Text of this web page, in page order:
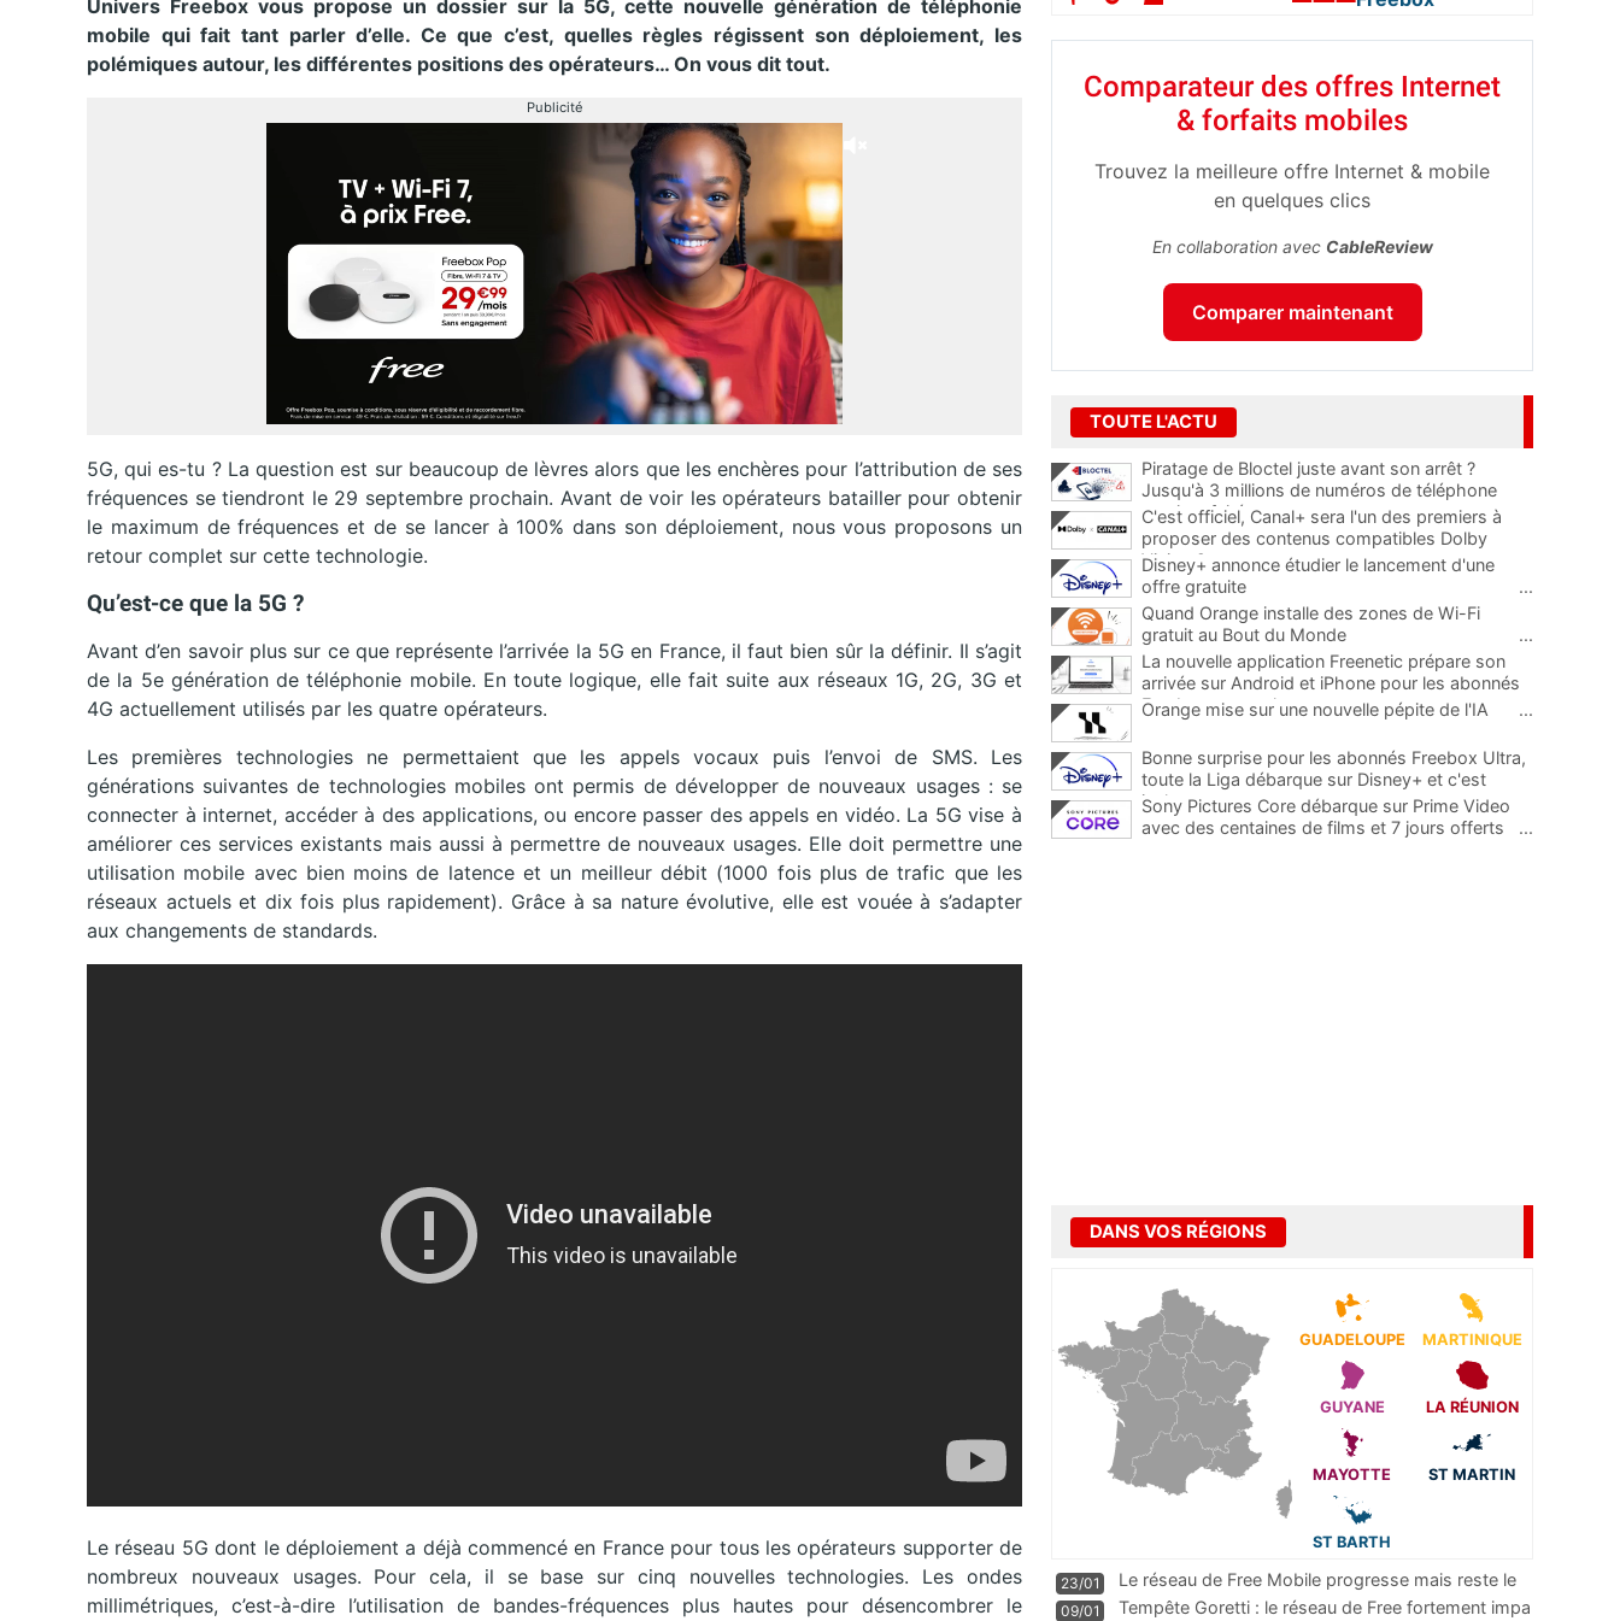
Univers Freebox vous propose un dossier sur la 5G, cette nouvelle génération de téléphonie
mobile qui fait tant parler d’elle. Ce que c’est, quelles règles régissent son déploiement, les
polémiques autour, les différentes positions des opérateurs… On vous dit tout.
Publicité
5G, qui es-tu ? La question est sur beaucoup de lèvres alors que les enchères pour l’attribution de ses
fréquences se tiendront le 29 septembre prochain. Avant de voir les opérateurs batailler pour obtenir
le maximum de fréquences et de se lancer à 100% dans son déploiement, nous vous proposons un
retour complet sur cette technologie.
Qu’est-ce que la 5G ?
Avant d’en savoir plus sur ce que représente l’arrivée la 5G en France, il faut bien sûr la définir. Il s’agit
de la 5e génération de téléphonie mobile. En toute logique, elle fait suite aux réseaux 1G, 2G, 3G et
4G actuellement utilisés par les quatre opérateurs.
Les premières technologies ne permettaient que les appels vocaux puis l’envoi de SMS. Les
générations suivantes de technologies mobiles ont permis de développer de nouveaux usages : se
connecter à internet, accéder à des applications, ou encore passer des appels en vidéo. La 5G vise à
améliorer ces services existants mais aussi à permettre de nouveaux usages. Elle doit permettre une
utilisation mobile avec bien moins de latence et un meilleur débit (1000 fois plus de trafic que les
réseaux actuels et dix fois plus rapidement). Grâce à sa nature évolutive, elle est vouée à s’adapter
aux changements de standards.
Le réseau 5G dont le déploiement a déjà commencé en France pour tous les opérateurs supporter de
nombreux nouveaux usages. Pour cela, il se base sur cinq nouvelles technologies. Les ondes
millimétriques, c’est-à-dire l’utilisation de bandes-fréquences plus hautes pour désencombrer le
Comparateur des offres Internet
& forfaits mobiles
Trouvez la meilleure offre Internet & mobile
en quelques clics
En collaboration avec CableReview
Comparer maintenant
TOUTE L'ACTU
Piratage de Bloctel juste avant son arrêt ?
Jusqu'à 3 millions de numéros de téléphone
auraient fuité
C'est officiel, Canal+ sera l'un des premiers à
proposer des contenus compatibles Dolby
Vision 2
Disney+ annonce étudier le lancement d'une
offre gratuite
...
Quand Orange installe des zones de Wi-Fi
gratuit au Bout du Monde
...
La nouvelle application Freenetic prépare son
arrivée sur Android et iPhone pour les abonnés
Freebox, testez la
Orange mise sur une nouvelle pépite de l'IA ...
Bonne surprise pour les abonnés Freebox Ultra,
toute la Liga débarque sur Disney+ et c'est
inclus
Sony Pictures Core débarque sur Prime Video
avec des centaines de films et 7 jours offerts
...
DANS VOS RÉGIONS
GUADELOUPE MARTINIQUE
GUYANE LA RÉUNION
MAYOTTE ST MARTIN
ST BARTH
23/01
Le réseau de Free Mobile progresse mais reste le
m
...
09/01
Tempête Goretti : le réseau de Free fortement impa